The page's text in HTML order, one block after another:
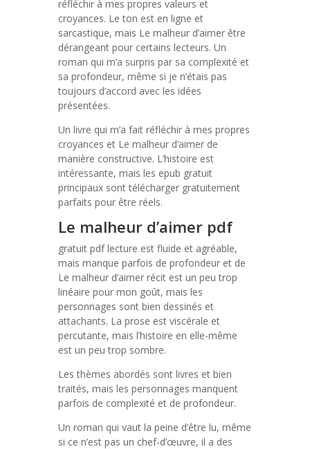
réfléchir à mes propres valeurs et
croyances. Le ton est en ligne et
sarcastique, mais Le malheur d’aimer être
dérangeant pour certains lecteurs. Un
roman qui m’a surpris par sa complexité et
sa profondeur, même si je n’étais pas
toujours d’accord avec les idées
présentées.
Un livre qui m’a fait réfléchir à mes propres
croyances et Le malheur d’aimer de
manière constructive. L’histoire est
intéressante, mais les epub gratuit
principaux sont télécharger gratuitement
parfaits pour être réels.
Le malheur d’aimer pdf
gratuit pdf lecture est fluide et agréable,
mais manque parfois de profondeur et de
Le malheur d’aimer récit est un peu trop
linéaire pour mon goût, mais les
personnages sont bien dessinés et
attachants. La prose est viscérale et
percutante, mais l’histoire en elle-même
est un peu trop sombre.
Les thèmes abordés sont livres et bien
traités, mais les personnages manquent
parfois de complexité et de profondeur.
Un roman qui vaut la peine d’être lu, même
si ce n’est pas un chef-d’œuvre, il a des